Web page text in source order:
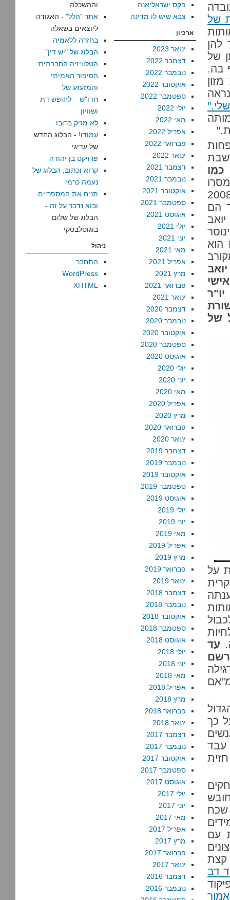
של
להן
של
בה.
את רשימת התורמים שלהם בשנת 2008
הם
ש"ח. גינוסר
הוא
של
על
עד
מ"אם
כך
עבד
חזית
שכח
עם
קצת
דב
פקס ישראליאנה
צבא שיש לו מדינה
ארכיון
ינואר 2023
דצמבר 2022
נובמבר 2022
אוקטובר 2022
ספטמבר 2022
יולי 2022
מאי 2022
אפריל 2022
פברואר 2022
ינואר 2022
דצמבר 2021
נובמבר 2021
אוקטובר 2021
ספטמבר 2021
אוגוסט 2021
יולי 2021
יוני 2021
מאי 2021
אפריל 2021
מרץ 2021
פברואר 2021
ינואר 2021
דצמבר 2020
נובמבר 2020
אוקטובר 2020
ספטמבר 2020
אוגוסט 2020
יולי 2020
יוני 2020
מאי 2020
אפריל 2020
מרץ 2020
פברואר 2020
ינואר 2020
דצמבר 2019
נובמבר 2019
אוקטובר 2019
ספטמבר 2019
אוגוסט 2019
יולי 2019
יוני 2019
מאי 2019
אפריל 2019
מרץ 2019
פברואר 2019
ינואר 2019
דצמבר 2018
נובמבר 2018
אוקטובר 2018
ספטמבר 2018
אוגוסט 2018
יולי 2018
יוני 2018
מאי 2018
אפריל 2018
מרץ 2018
פברואר 2018
ינואר 2018
דצמבר 2017
נובמבר 2017
אוקטובר 2017
ספטמבר 2017
אוגוסט 2017
יולי 2017
יוני 2017
מאי 2017
אפריל 2017
מרץ 2017
פברואר 2017
ינואר 2017
דצמבר 2016
נובמבר 2016
וההשכלה
אתר "הלל" - האגודה
ליוצאים בשאלה
בחזרה ללאמיה
הבלוג של "יש דין"
הטלוויזיה החברתית
הסיפור האמיתי
והמזעזע של
חדו"ש – לחופש דת
ושוויון
לא מזיק ברובו
עמודו! - הבלוג החדש
של עדיגי
פרויקט בן יהודה
קרוא וכתוב, הבלוג של
נעמה כרמי
תניח את המספריים
ובוא נדבר על זה -
הבלוג של שלום
בוגוסלבסקי
ניהול
התחבר
WordPress
XHTML